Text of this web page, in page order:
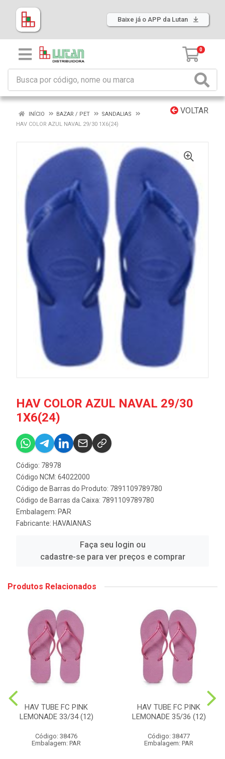
Baixe já o APP da Lutan
0
VOLTAR
INÍCIO BAZAR / PET
SANDALIAS
HAV COLOR AZUL NAVAL 29/30 1X6(24)
HAV COLOR AZUL NAVAL 29/30
1X6(24)
Código: 78978
Código NCM: 64022000
Código de Barras do Produto: 7891109789780
Código de Barras da Caixa: 7891109789780
Embalagem: PAR
Fabricante: HAVAIANAS
Faça seu login ou
cadastre-se para ver preços e comprar
Produtos Relacionados
HAV TUBE FC PINK
LEMONADE 33/34 (12)
Código: 38476
Embalagem: PAR
HAV TUBE FC PINK
LEMONADE 35/36 (12)
Código: 38477
Embalagem: PAR